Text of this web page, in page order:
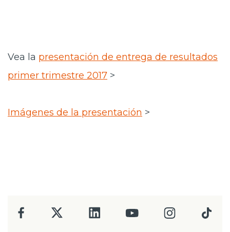
Vea la presentación de entrega de resultados
primer trimestre 2017 >
Imágenes de la presentación >